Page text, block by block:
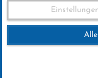
Timi Zajc
Oberstdorf